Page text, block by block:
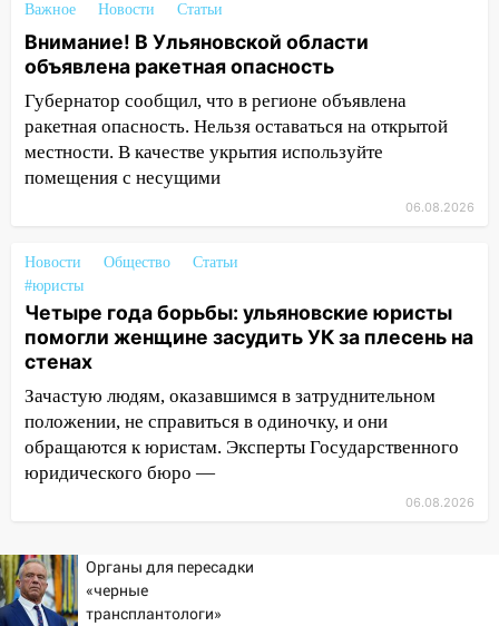
ДТП с мотоциклистом
20:22 Мошенники обманули 92-летнюю
жительницу Ульяновской области
19:14 Житель Ульяновской области
подвез троих незнакомцев на трассе и
заработал уголовное дело
Прогноз погоды на 6 августа в
18:00
экстрим: в Ульяновске пройдет
большой фестиваль «Наше время»
17:30
августа после рабочего дня: список АЗС
17:05 «Обыск» по видеосвязи: в
Ульяновске задержали 19-летнюю
сообщницу мошенников
Вешкайме посиделки с судимым
знакомым закончились для женщины
больницей
Важное Новости Статьи
Внимание! В Ульяновской области
объявлена ракетная опасность
Губернатор сообщил, что в регионе объявлена
ракетная опасность. Нельзя оставаться на открытой
местности. В качестве укрытия используйте
помещения с несущими
06.08.2026
Новости Общество
Статьи
#юристы
Четыре года борьбы: ульяновские юристы
помогли женщине засудить УК за плесень на
стенах
Зачастую людям, оказавшимся в затруднительном
положении, не справиться в одиночку, и они
обращаются к юристам. Эксперты Государственного
юридического бюро —
06.08.2026
Органы для пересадки
«черные
трансплантологи»